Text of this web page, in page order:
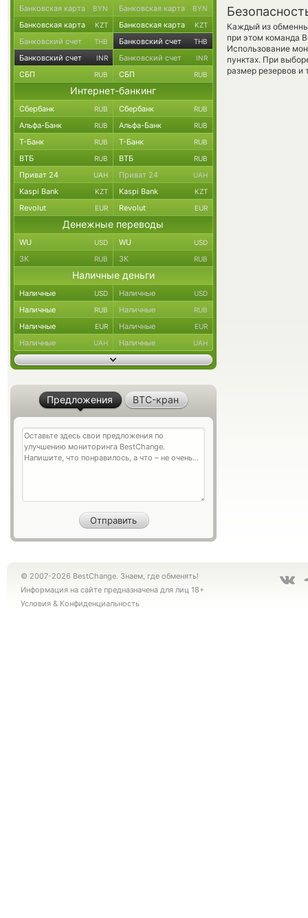
Каждый из
при этом команда
Использование
пунктах. При
размер резервов и
Банковская карта BYN Банковская карта BYN
Банковская карта KZT Банковская карта KZT
Банковский счет THB Банковский счет THB
Банковский счет INR Банковский счет INR
СБП RUB СБП RUB
Интернет-банкинг
Сбербанк RUB Сбербанк RUB
Альфа-Банк RUB Альфа-Банк RUB
Т-Банк RUB Т-Банк RUB
ВТБ RUB ВТБ RUB
Приват 24 UAH Приват 24 UAH
Kaspi Bank KZT Kaspi Bank KZT
Revolut EUR Revolut EUR
Денежные переводы
WU USD WU USD
ЗК RUB ЗК RUB
Наличные деньги
Наличные USD Наличные USD
Наличные RUB Наличные RUB
Наличные EUR Наличные EUR
Наличные UAH Наличные UAH
Предложения BTC-кран
© 2007-2026 BestChange. Знаем, где обменять!
Информация на сайте предназначена для лиц 18+
Условия & Конфиденциальность